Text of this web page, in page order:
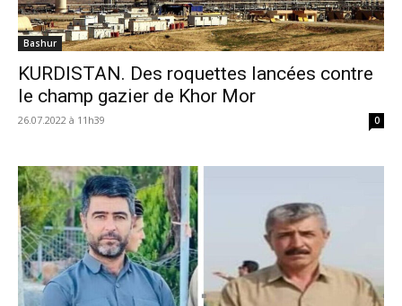
Bashur
KURDISTAN. Des roquettes lancées contre
le champ gazier de Khor Mor
26.07.2022 à 11h39 0